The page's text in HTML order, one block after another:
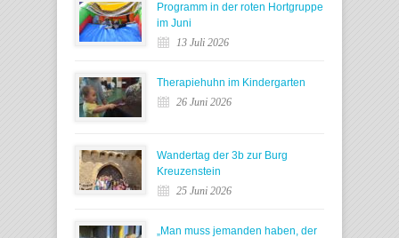
Programm in der roten Hortgruppe
im Juni
13 Juli 2026
Therapiehuhn im Kindergarten
26 Juni 2026
Wandertag der 3b zur Burg
Kreuzenstein
25 Juni 2026
„Man muss jemanden haben, der